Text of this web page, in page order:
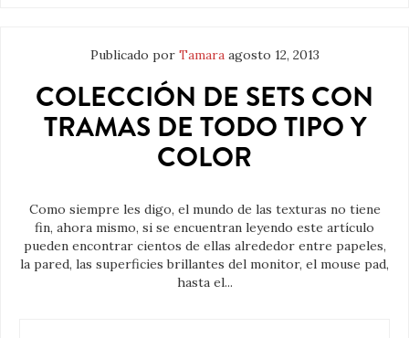
Publicado por Tamara agosto 12, 2013
COLECCIÓN DE SETS CON
TRAMAS DE TODO TIPO Y
COLOR
Como siempre les digo, el mundo de las texturas no tiene
fin, ahora mismo, si se encuentran leyendo este artículo
pueden encontrar cientos de ellas alrededor entre papeles,
la pared, las superficies brillantes del monitor, el mouse pad,
hasta el...